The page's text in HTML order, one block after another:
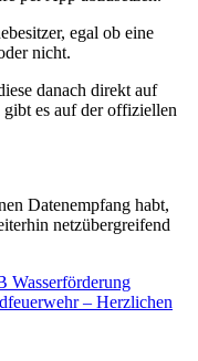
egal ob eine
nicht.
danach direkt auf
es auf der offiziellen
Datenempfang habt,
netzübergreifend
Wasserförderung
– Herzlichen